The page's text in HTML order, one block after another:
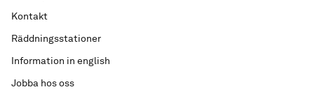
Kontakt
Räddningsstationer
Information in english
Jobba hos oss